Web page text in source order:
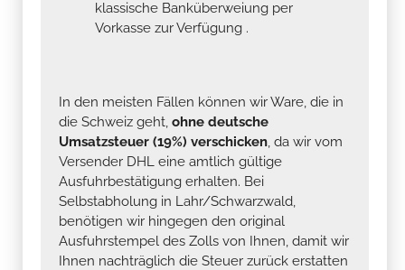
klassische Banküberweiung per
Vorkasse zur Verfügung .
In den meisten Fällen können wir Ware, die in
die Schweiz geht, ohne deutsche
Umsatzsteuer (19%) verschicken, da wir vom
Versender DHL eine amtlich gültige
Ausfuhrbestätigung erhalten. Bei
Selbstabholung in Lahr/Schwarzwald,
benötigen wir hingegen den original
Ausfuhrstempel des Zolls von Ihnen, damit wir
Ihnen nachträglich die Steuer zurück erstatten